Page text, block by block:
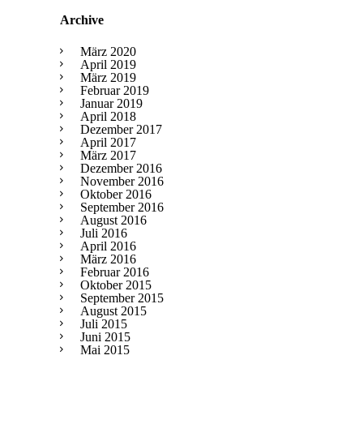
Archive
März 2020
April 2019
März 2019
Februar 2019
Januar 2019
April 2018
Dezember 2017
April 2017
März 2017
Dezember 2016
November 2016
Oktober 2016
September 2016
August 2016
Juli 2016
April 2016
März 2016
Februar 2016
Oktober 2015
September 2015
August 2015
Juli 2015
Juni 2015
Mai 2015